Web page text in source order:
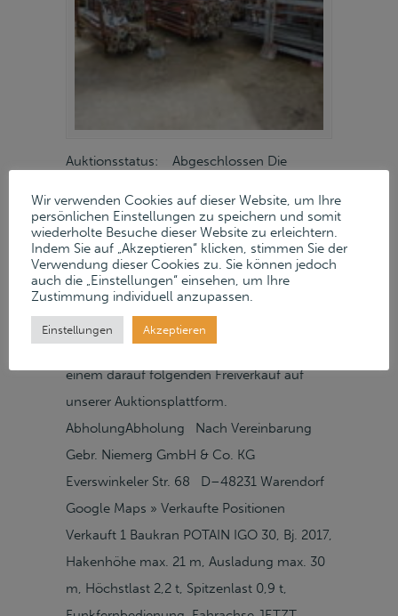
Auktionsstatus: Abgeschlossen Die
erfolgreich verkauft. Diese Auktion ist somit
abgeschlossen. Freiverkauf/Online-Auktion
Im Auftrag der Berechtigten versteigerten
wir gegen Höchstgebot die Maschinen und
Anlagen der Gebr. Niemerg GmbH & Co. KG
aus Warendorf in einer Online-Auktion und
einem darauf folgenden Freiverkauf auf
unserer Auktionsplattform.
AbholungAbholung Nach Vereinbarung
Gebr. Niemerg GmbH & Co. KG
Everswinkeler Str. 68 D–48231 Warendorf
Google Maps » Verkaufte Positionen
Verkauft 1 Baukran POTAIN IGO 30, Bj. 2017,
Hakenhöhe max. 21 m, Ausladung max. 30
m, Höchstlast 2,2 t, Spitzenlast 0,9 t,
Wir verwenden Cookies auf dieser Website, um Ihre
persönlichen Einstellungen zu speichern und somit
wiederholte Besuche dieser Website zu erleichtern.
Indem Sie auf „Akzeptieren“ klicken, stimmen Sie der
Verwendung dieser Cookies zu. Sie können jedoch
auch die „Einstellungen“ einsehen, um Ihre
Zustimmung individuell anzupassen.
Einstellungen Akzeptieren